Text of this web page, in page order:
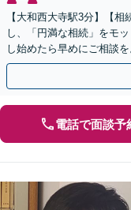
【大和西大寺駅3分】【
し、「円満な相続」をモ
し始めたら早めにご相談
／生前贈与など【土曜・
電話で面談予